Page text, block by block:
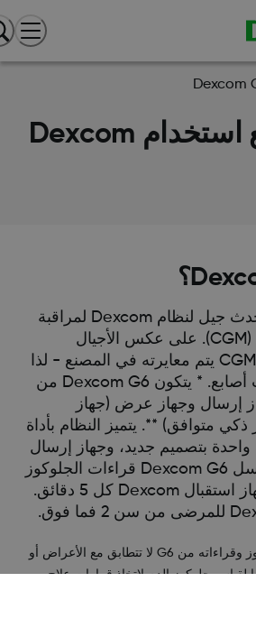
من يستطيع استخدام Dexcom
Dexcom G6 هو أحدث جيل لنظام Dexcom لمراقبة
الجلوكوز المستمرة (CGM). على عكس الأجيال
السابقة، فإن نظام CGM يتم معايرته في المصنع - لذا
لا حاجة إلى واخزات أصابع. * يتكون Dexcom G6 من
وجهاز عرض (جهاز
**. يتميز النظام بأداة
بتصميم جديد، وجهاز إرسال
أنيق وغير ظاهر. يرسل Dexcom G6 قراءات الجلوكوز
إلى جهاز ذكي أو جهاز استقبال Dexcom كل 5 دقائق.
*إذا كانت تنبيهات الجلوكوز وقراءاته من G6 لا تتطابق مع الأعراض أو
الدم لاتخاذ قرارات علاج